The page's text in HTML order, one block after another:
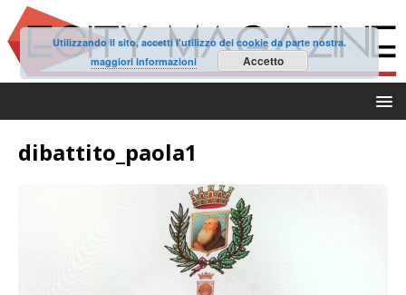
dibattito_paola1
Utilizzando il sito, accetti l'utilizzo dei cookie da parte nostra.
maggiori informazioni
Accetto